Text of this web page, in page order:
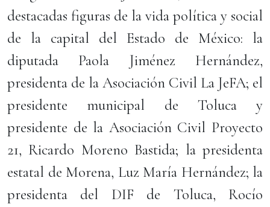
destacadas figuras de la vida política y social
de la capital del Estado de México: la
diputada Paola Jiménez Hernández,
presidenta de la Asociación Civil La JeFA; el
presidente municipal de Toluca y
presidente de la Asociación Civil Proyecto
21, Ricardo Moreno Bastida; la presidenta
estatal de Morena, Luz María Hernández; la
presidenta del DIF de Toluca, Rocío